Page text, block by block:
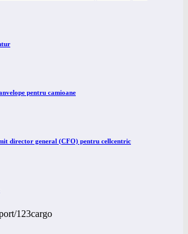
pentru camioane
director general (CFO) pentru cellcentric